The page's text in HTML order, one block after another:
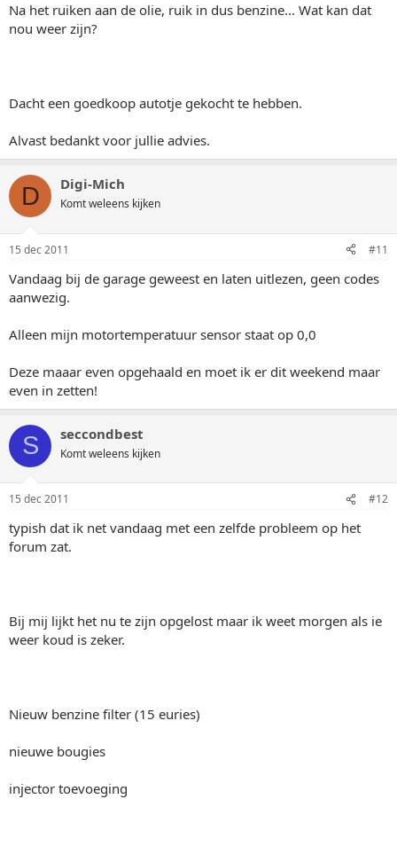
Na het ruiken aan de olie, ruik in dus benzine... Wat kan dat
nou weer zijn?
Dacht een goedkoop autotje gekocht te hebben.
Alvast bedankt voor jullie advies.
D Digi-Mich
Komt weleens kijken
15 dec 2011 #11
Vandaag bij de garage geweest en laten uitlezen, geen codes
aanwezig.
Alleen mijn motortemperatuur sensor staat op 0,0
Deze maaar even opgehaald en moet ik er dit weekend maar
even in zetten!
S seccondbest
Komt weleens kijken
15 dec 2011 #12
typish dat ik net vandaag met een zelfde probleem op het
forum zat.
Bij mij lijkt het nu te zijn opgelost maar ik weet morgen als ie
weer koud is zeker.
Nieuw benzine filter (15 euries)
nieuwe bougies
injector toevoeging